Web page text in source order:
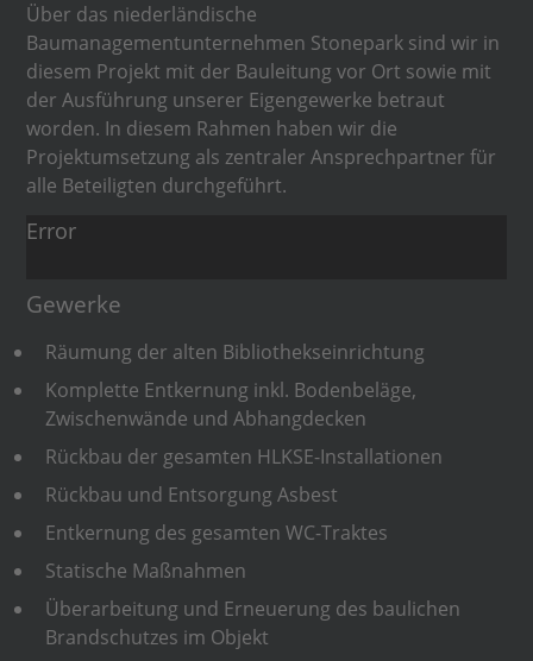
Über das niederländische
Baumanagementunternehmen Stonepark sind wir in
diesem Projekt mit der Bauleitung vor Ort sowie mit
der Ausführung unserer Eigengewerke betraut
worden. In diesem Rahmen haben wir die
Projektumsetzung als zentraler Ansprechpartner für
alle Beteiligten durchgeführt.
Error
Gewerke
Räumung der alten Bibliothekseinrichtung
Komplette Entkernung inkl. Bodenbeläge,
Zwischenwände und Abhangdecken
Rückbau der gesamten HLKSE-Installationen
Rückbau und Entsorgung Asbest
Entkernung des gesamten WC-Traktes
Statische Maßnahmen
Überarbeitung und Erneuerung des baulichen
Brandschutzes im Objekt